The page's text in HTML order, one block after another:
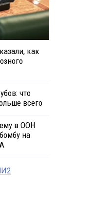
как
что
всего
в ООН
на